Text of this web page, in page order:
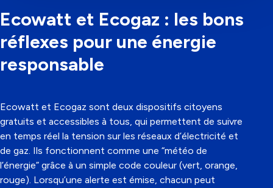
Ecowatt et Ecogaz : les bons
réflexes pour une énergie
responsable
Ecowatt et Ecogaz sont deux dispositifs citoyens
gratuits et accessibles à tous, qui permettent de suivre
en temps réel la tension sur les réseaux d’électricité et
de gaz. Ils fonctionnent comme une “météo de
l’énergie” grâce à un simple code couleur (vert, orange,
rouge). Lorsqu’une alerte est émise, chacun peut